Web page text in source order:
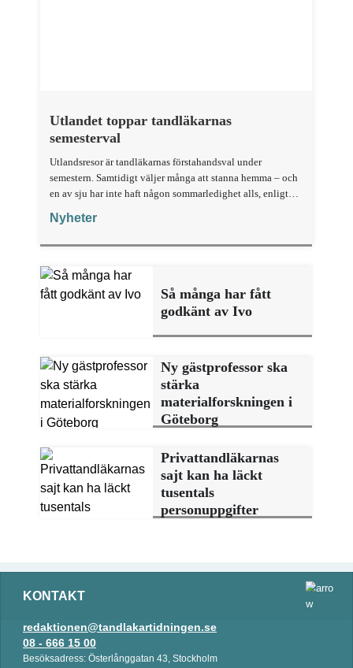
Utlandet toppar tandläkarnas
semesterval
Utlandsresor är tandläkarnas förstahandsval under
semestern. Samtidigt väljer många att stanna hemma – och
en av sju har inte haft någon sommarledighet alls, enligt
Nyheter
Så många har fått
godkänt av Ivo
Ny gästprofessor ska
stärka
materialforskningen i
Göteborg
Privattandläkarnas
sajt kan ha läckt
tusentals
personuppgifter
KONTAKT
redaktionen@tandlakartidningen.se
08 - 666 15 00
Besöksadress: Österlånggatan 43, Stockholm